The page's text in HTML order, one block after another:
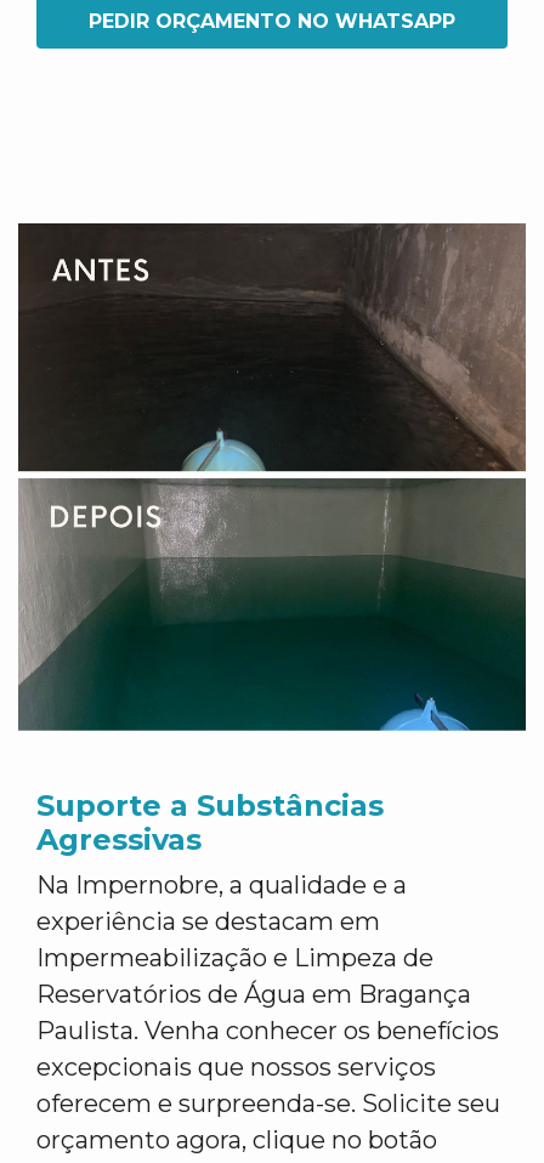
PEDIR ORÇAMENTO NO WHATSAPP
Suporte a Substâncias
Agressivas
Na Impernobre, a qualidade e a
experiência se destacam em
Impermeabilização e Limpeza de
Reservatórios de Água em Bragança
Paulista. Venha conhecer os benefícios
excepcionais que nossos serviços
oferecem e surpreenda-se. Solicite seu
orçamento agora, clique no botão